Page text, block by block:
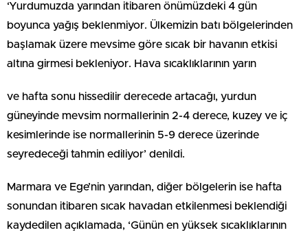
‘Yurdumuzda yarından itibaren önümüzdeki 4 gün
boyunca yağış beklenmiyor. Ülkemizin batı bölgelerinden
başlamak üzere mevsime göre sıcak bir havanın etkisi
altına girmesi bekleniyor. Hava sıcaklıklarının yarın
ve hafta sonu hissedilir derecede artacağı, yurdun
güneyinde mevsim normallerinin 2-4 derece, kuzey ve iç
kesimlerinde ise normallerinin 5-9 derece üzerinde
seyredeceği tahmin ediliyor’ denildi.
Marmara ve Ege’nin yarından, diğer bölgelerin ise hafta
sonundan itibaren sıcak havadan etkilenmesi beklendiği
kaydedilen açıklamada, ‘Günün en yüksek sıcaklıklarının